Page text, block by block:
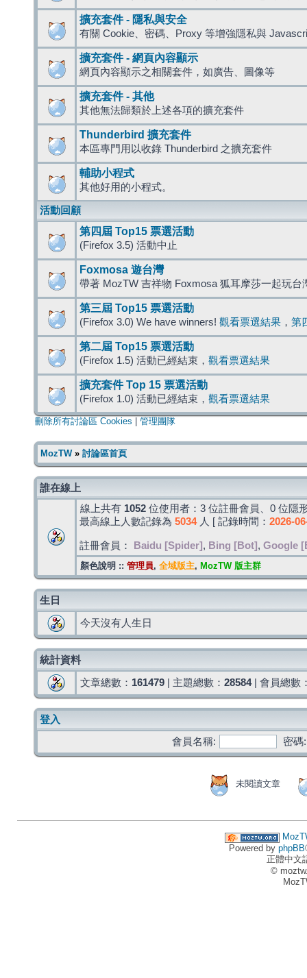
擴充套件 - 隱私與安全
有關 Cookie、密碼、Proxy 等增強隱私與
擴充套件 - 網頁內容顯示
網頁內容顯示之相關套件，如廣告、圖像等
擴充套件 - 其他
其他無法歸類於上述各項的擴充套件
Thunderbird 擴充套件
本區專門用以收錄 Thunderbird 之擴充套件
輔助小程式
其他好用的小程式。
活動回顧
第四屆 Top15 票選活動
(Firefox 3.5) 活動中止
Foxmosa 遊台灣
帶著 MozTW 吉祥物 Foxmosa 狐耳摩莎一起玩台
第三屆 Top15 票選活動
(Firefox 3.0) We have winners! 觀看票選結果 ， 第
第二屆 Top15 票選活動
(Firefox 1.5) 活動已經結束， 觀看票選結果
擴充套件 Top 15 票選活動
(Firefox 1.0) 活動已經結束， 觀看票選結果
刪除所有討論區 Cookies 管理團隊
MozTW» 討論區首頁
誰在線上
線上共有 1052 位使用者：3 位註冊會員、0 位隱
最高線上人數記錄為 5034人 [ 記錄時間： 2026-
註冊會員： Baidu [Spider] , Bing [Bot] , Google
顏色說明 :: 管理員, 全域版主, MozTW 版主群
生日
今天沒有人生日
統計資料
文章總數： 161479 | 主題總數： 28584| 會員總數
登入
會員名稱:
密碼:
未閱讀文章
Powered by phpBB
正體中文
©